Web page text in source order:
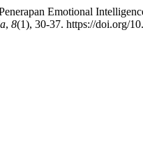
Emotional
, 8(1), 30-37. https://doi.org/